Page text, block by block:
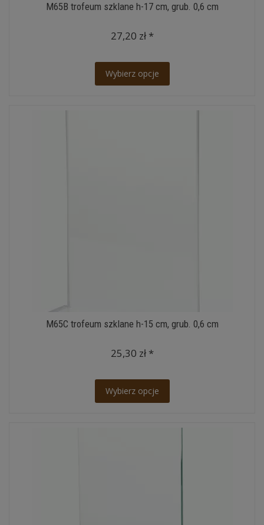
M65B trofeum szklane h-17 cm, grub. 0,6 cm
27,20 zł *
Wybierz opcje
M65C trofeum szklane h-15 cm, grub. 0,6 cm
25,30 zł *
Wybierz opcje